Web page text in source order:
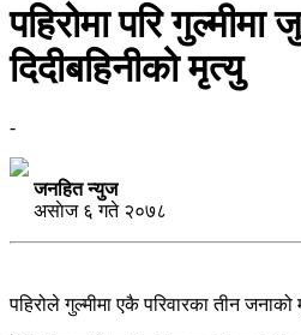
पहिरोमा परि गुल्मीमा
दिदीबहिनीको मृत्यु
-
जनहित न्युज
असाेज ६ गते २०७८
पहिरोले गुल्मीमा एकै परिवारका तीन